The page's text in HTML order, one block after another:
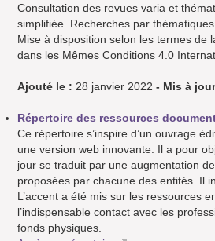
Consultation des revues varia et
simplifiée. Recherches par
Mise à disposition selon les termes de
dans les Mêmes Conditions 4.0
Ajouté le : 28 janvier 2022 - Mis à
Répertoire des ressources
Ce répertoire s’inspire d’un ouvrage
une version web innovante. Il a pour
jour se traduit par une augmentation
proposées par chacune des entités. Il
L’accent a été mis sur les ressources
l’indispensable contact avec les
fonds physiques.